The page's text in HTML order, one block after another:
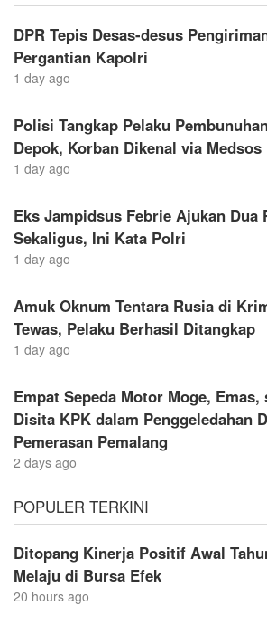
DPR Tepis Desas-desus
Pergantian Kapolri
1 day ago
Polisi Tangkap Pelaku
Depok, Korban Dikenal via Medsos
1 day ago
Eks Jampidsus Febrie Ajukan Dua
Sekaligus, Ini Kata Polri
1 day ago
Amuk Oknum Tentara Rusia di
Tewas, Pelaku Berhasil Ditangkap
1 day ago
Empat Sepeda Motor Moge, Emas,
Disita KPK dalam Penggeledahan
Pemerasan Pemalang
2 days ago
POPULER TERKINI
Ditopang Kinerja Positif Awal
Melaju di Bursa Efek
20 hours ago